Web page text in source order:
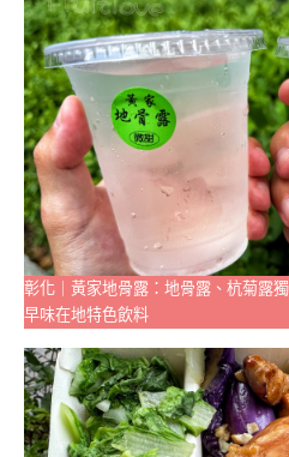
彰化｜黃家地骨露：地骨露、杭菊露
早味在地特色飲料